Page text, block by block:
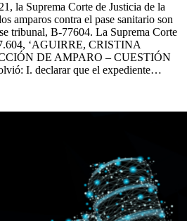
la Suprema Corte de Justicia de la
amparos contra el pase sanitario son
tribunal, B-77604. La Suprema Corte
‘AGUIRRE, CRISTINA
DE AMPARO – CUESTIÓN
I. declarar que el expediente…